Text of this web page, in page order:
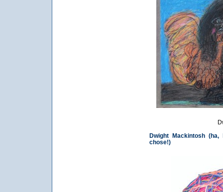
Dwight Mackintosh
chose!)